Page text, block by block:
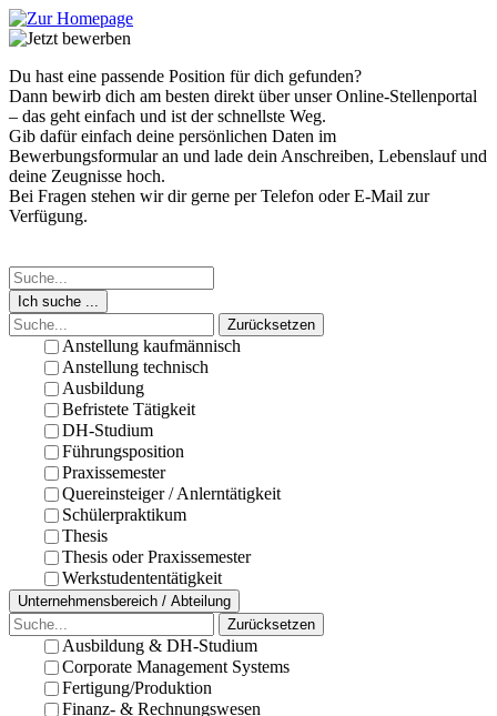
Du hast eine passende Position für dich gefunden?
Dann bewirb dich am besten direkt über unser Online-Stellenportal
– das geht einfach und ist der schnellste Weg.
Gib dafür einfach deine persönlichen Daten im
Bewerbungsformular an und lade dein Anschreiben, Lebenslauf und
deine Zeugnisse hoch.
Bei Fragen stehen wir dir gerne per Telefon oder E-Mail zur
Verfügung.
Ich suche ...
Zurücksetzen
Anstellung kaufmännisch
Anstellung technisch
Ausbildung
Befristete Tätigkeit
DH-Studium
Führungsposition
Praxissemester
Quereinsteiger / Anlerntätigkeit
Schülerpraktikum
Thesis
Thesis oder Praxissemester
Werkstudententätigkeit
Unternehmensbereich / Abteilung
Zurücksetzen
Ausbildung & DH-Studium
Corporate Management Systems
Fertigung/Produktion
Finanz- & Rechnungswesen